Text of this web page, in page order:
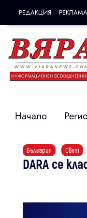
РЕДАКЦИЯ РЕКЛАМА
Начало
България Свят
DARA се